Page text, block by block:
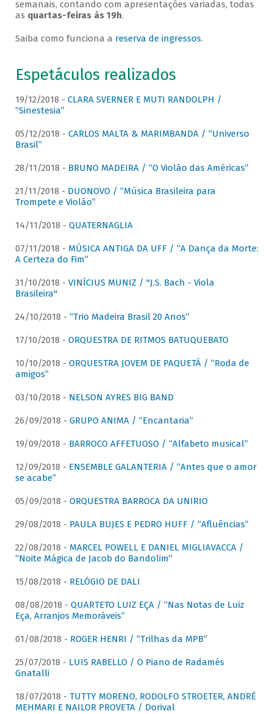
semanais, contando com apresentações variadas, todas
as quartas-feiras às 19h.
Saiba como funciona a reserva de ingressos.
Espetáculos realizados
19/12/2018 - CLARA SVERNER E MUTI RANDOLPH /
“Sinestesia”
05/12/2018 - CARLOS MALTA & MARIMBANDA / “Universo
Brasil”
28/11/2018 - BRUNO MADEIRA / “O Violão das Américas”
21/11/2018 - DUONOVO / “Música Brasileira para
Trompete e Violão”
14/11/2018 - QUATERNAGLIA
07/11/2018 - MÚSICA ANTIGA DA UFF / “A Dança da Morte:
A Certeza do Fim”
31/10/2018 - VINÍCIUS MUNIZ / "J.S. Bach - Viola
Brasileira"
24/10/2018 - “Trio Madeira Brasil 20 Anos”
17/10/2018 - ORQUESTRA DE RITMOS BATUQUEBATO
10/10/2018 - ORQUESTRA JOVEM DE PAQUETÁ / “Roda de
amigos”
03/10/2018 - NELSON AYRES BIG BAND
26/09/2018 - GRUPO ANIMA / “Encantaria”
19/09/2018 - BARROCO AFFETUOSO / “Alfabeto musical”
12/09/2018 - ENSEMBLE GALANTERIA / “Antes que o amor
se acabe”
05/09/2018 - ORQUESTRA BARROCA DA UNIRIO
29/08/2018 - PAULA BUJES E PEDRO HUFF / “Afluências”
22/08/2018 - MARCEL POWELL E DANIEL MIGLIAVACCA /
“Noite Mágica de Jacob do Bandolim”
15/08/2018 - RELÓGIO DE DALI
08/08/2018 - QUARTETO LUIZ EÇA / “Nas Notas de Luiz
Eça, Arranjos Memoráveis”
01/08/2018 - ROGER HENRI / “Trilhas da MPB”
25/07/2018 - LUIS RABELLO / O Piano de Radamés
Gnatalli
18/07/2018 - TUTTY MORENO, RODOLFO STROETER, ANDRÉ
MEHMARI E NAILOR PROVETA / Dorival